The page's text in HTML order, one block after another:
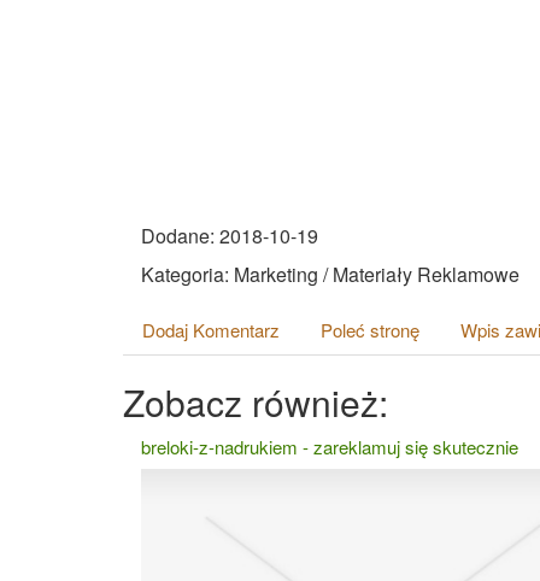
Dodane: 2018-10-19
Kategoria: Marketing / Materiały Reklamowe
Dodaj Komentarz Poleć stronę Wpis
Zobacz również:
breloki-z-nadrukiem - zareklamuj się skutecznie